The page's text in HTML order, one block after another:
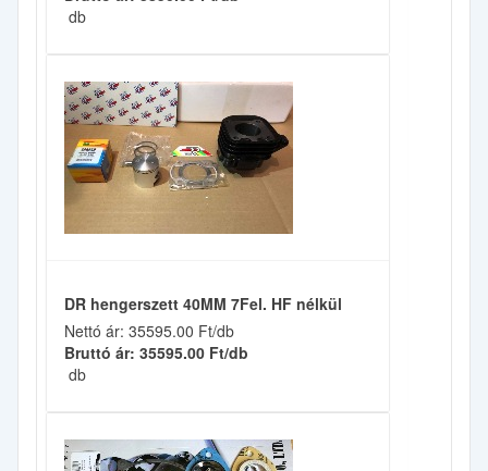
db
DR hengerszett 40MM 7Fel. HF nélkül
Nettó ár: 35595.00 Ft/db
Bruttó ár: 35595.00 Ft/db
db